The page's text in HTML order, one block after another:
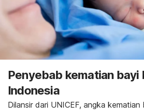
Penyebab kematian bayi
Indonesia
Dilansir dari UNICEF, angka